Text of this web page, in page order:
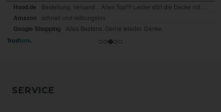
SERVICE